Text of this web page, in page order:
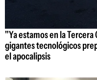
"Ya estamos en la
gigantes tecnológicos
el apocalipsis